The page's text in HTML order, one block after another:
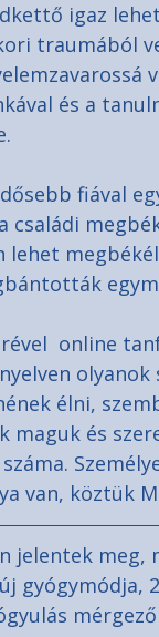
igaz
traumából
és a
fiával
lehet
online
olyanok
élni,
és
van, köztük
jelentek meg,
gyógymódja,